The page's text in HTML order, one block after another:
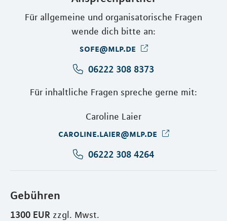
Für allgemeine und organisatorische Fragen
wende dich bitte an:
sofe@mlp.de
06222 308 8373
Für inhaltliche Fragen spreche gerne mit:
Caroline Laier
caroline.laier@mlp.de
06222 308 4264
Gebühren
1300 EUR zzgl. Mwst.